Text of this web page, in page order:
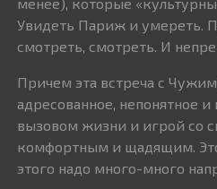
Увидеть Париж и умереть.
смотреть, смотреть. И
Причем эта встреча с
адресованное, непонятное
вызовом жизни и игрой со
комфортным и щадящим.
этого надо много-много